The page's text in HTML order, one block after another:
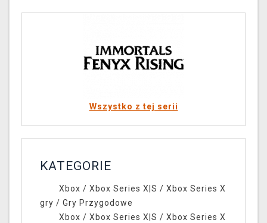
Wszystko z tej serii
KATEGORIE
Xbox / Xbox Series X|S / Xbox Series X
gry / Gry Przygodowe
Xbox / Xbox Series X|S / Xbox Series X